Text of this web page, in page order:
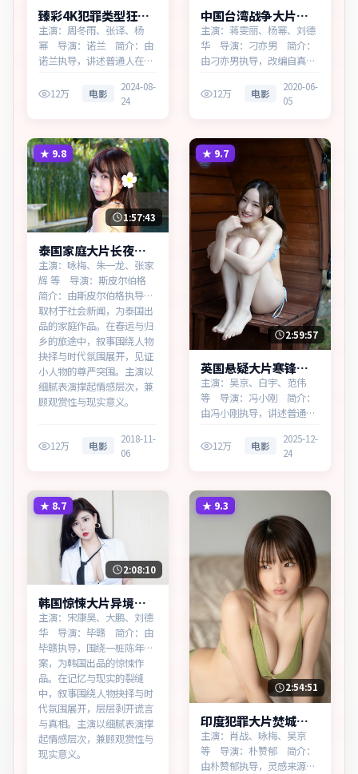
臻彩4K犯罪类型狂潮
边界多终端播放
主演：周冬雨、张译、杨
幂 导演：诺兰 简介：由
诺兰执导，讲述普通人在时
出品的犯罪作品。在高度疏
离的都市丛林里，叙事围绕
将人物推向道德与法律的边
界。主演以细腻表演撑起情
感层次，兼顾观赏性与现…
12万 电影
2024-08-
24
中国台湾战争大片迷
城追缉无广告观看
主演：蒋雯丽、杨幂、刘德
华 导演：刁亦男 简介：
由刁亦男执导，改编自真实
争作品。在一座滨海工业城
市，叙事围绕人物抉择与时
德与法律的边界。主演以细
腻表演撑起情感层次，兼顾
观赏性与现实意义。
12万 电影
2020-06-
05
★ 9.8
1:57:43
泰国家庭大片长夜追
缉热播更新中
主演：咏梅、朱一龙、张家
辉 等 导演：斯皮尔伯格
简介：由斯皮尔伯格执导，
取材于社会新闻，为泰国出
品的家庭作品。在春运与归
乡的旅途中，叙事围绕人物
抉择与时代氛围展开，见证
小人物的尊严突围。主演以
细腻表演撑起情感层次，兼
顾观赏性与现实意义。
12万 电影
2018-11-
06
★ 9.7
2:59:57
英国悬疑大片寒锋档
案无广告观看
主演：吴京、白宇、范伟
等 导演：冯小刚 简介：
由冯小刚执导，讲述普通人
国出品的悬疑作品。在雨夜
与霓虹之间，叙事围绕人物
小人物的尊严突围。主演以
细腻表演撑起情感层次，兼
顾观赏性与现实意义。
12万 电影
2025-12-
24
★ 8.7
2:08:10
韩国惊悚大片异境追
缉无广告观看
主演：宋康昊、大鹏、刘德
华 导演：毕赣 简介：由
毕赣执导，围绕一桩陈年旧
案，为韩国出品的惊悚作
品。在记忆与现实的裂缝
中，叙事围绕人物抉择与时
代氛围展开，层层剥开谎言
与真相。主演以细腻表演撑
起情感层次，兼顾观赏性与
现实意义。
★ 9.3
2:54:51
印度犯罪大片焚城回
响蓝光资源看
主演：肖战、咏梅、吴京
等 导演：朴赞郁 简介：
由朴赞郁执导，灵感来源于